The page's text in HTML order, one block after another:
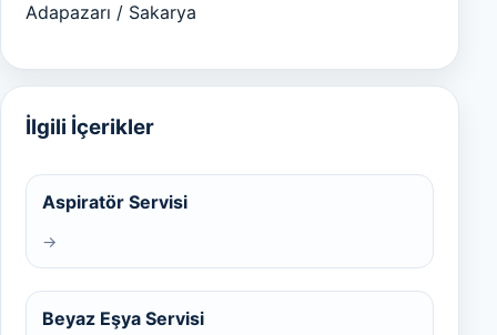
Adapazarı / Sakarya
İlgili İçerikler
Aspiratör Servisi
→
Beyaz Eşya Servisi